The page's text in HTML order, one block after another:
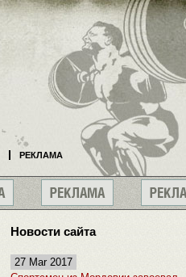
Новости сайта
27 Mar 2017
РЕКЛАМА